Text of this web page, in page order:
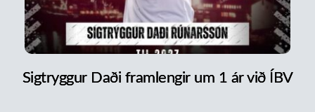
Sigtryggur Daði framlengir um 1 ár við ÍBV